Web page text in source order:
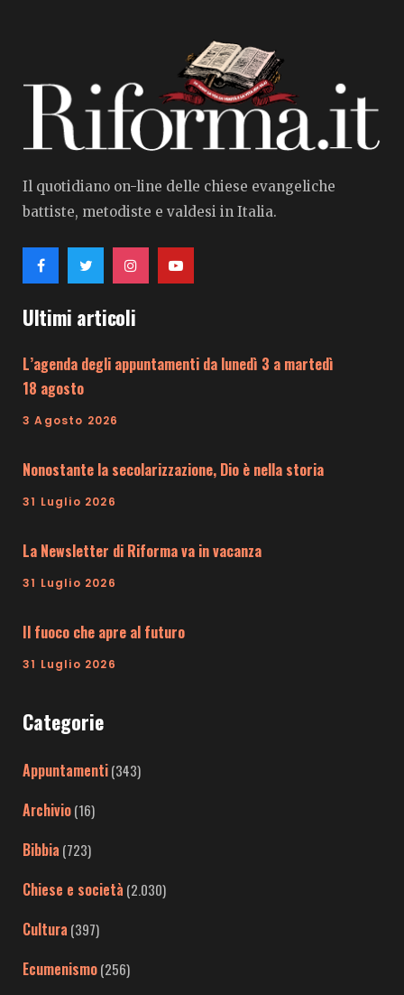
Il quotidiano on-line delle chiese evangeliche
battiste, metodiste e valdesi in Italia.
Ultimi articoli
L’agenda degli appuntamenti da lunedì 3 a martedì
18 agosto
3 Agosto 2026
Nonostante la secolarizzazione, Dio è nella storia
31 Luglio 2026
La Newsletter di Riforma va in vacanza
31 Luglio 2026
Il fuoco che apre al futuro
31 Luglio 2026
Categorie
Appuntamenti(343)
Archivio(16)
Bibbia (723)
Chiese e società (2.030)
Cultura (397)
Ecumenismo(256)